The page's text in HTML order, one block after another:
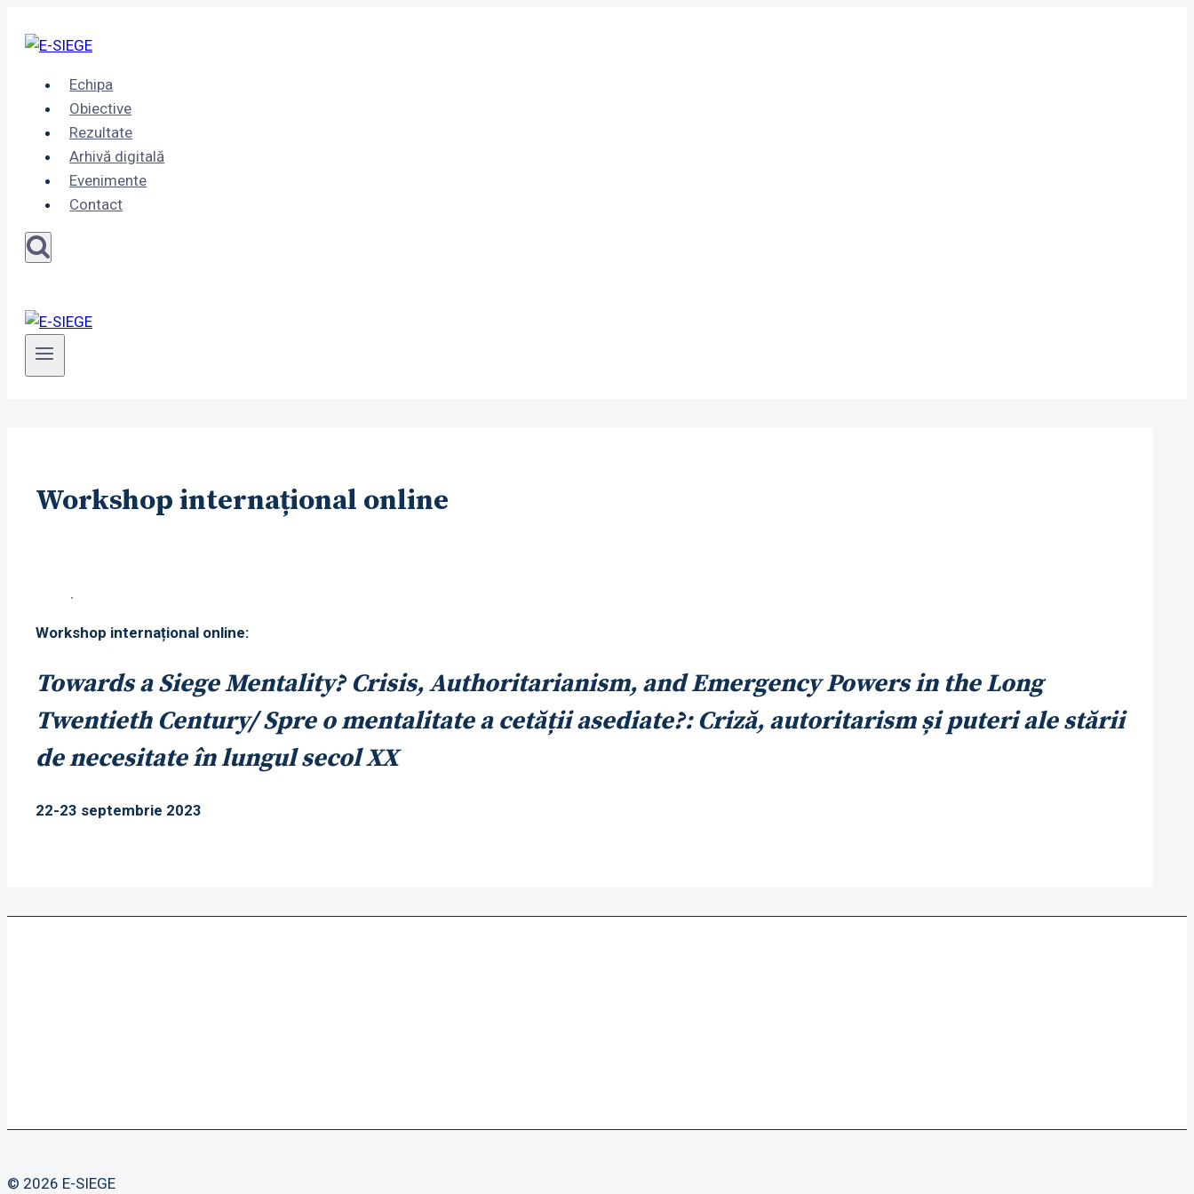
Echipa
Obiective
Rezultate
Arhivă digitală
Evenimente
Contact
Workshop internațional online
Workshop internațional online:
Towards a Siege Mentality? Crisis, Authoritarianism, and Emergency Powers in the Long
Twentieth Century/ Spre o mentalitate a cetății asediate?: Criză, autoritarism și puteri ale stării
de necesitate în lungul secol XX
22-23 septembrie 2023
© 2026 E-SIEGE